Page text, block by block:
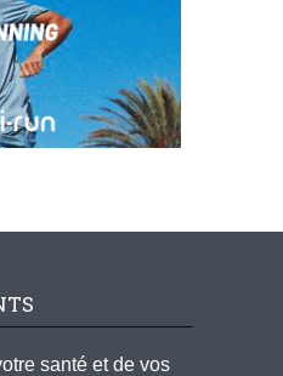
santé et de vos